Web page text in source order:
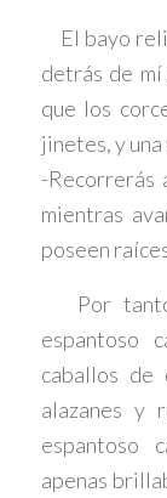
El bayo
detrás de
que los
jinetes, y
-Recorrerás
mientras
poseen
Por
espantoso
caballos de
alazanes y
espantoso
apenas